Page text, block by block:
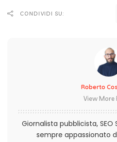
CONDIVIDI SU:
Roberto
View More
Giornalista pubblicista,
sempre appassionato